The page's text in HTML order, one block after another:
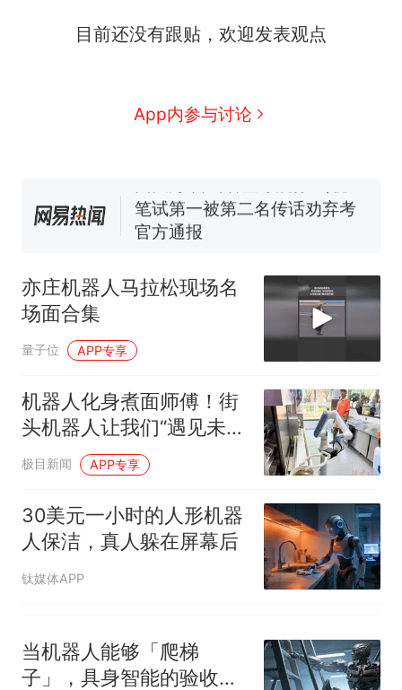
目前还没有跟贴，欢迎发表观点
App内参与讨论
任院长一职，不清楚辞职信来
号，仅凭视频评出？中国烹饪
140多朵
美国一场追捕行动中，一男子
在车辆行驶中爬上车顶跳舞。
来源：参考消息）
笔试第一被第二名传话劝弃考
官方通报
似南京大学数院院长辞职信流
传，院方回应：喻良教授已卸
任院长一职，不清楚辞职信来
源；曾用手绘图做头像
亦庄机器人马拉松现场名
场面合集
量子位 APP专享
机器人化身煮面师傅！街
头机器人让我们“遇见未
来”
极目新闻 APP专享
30美元一小时的人形机器
人保洁，真人躲在屏幕后
钛媒体APP
当机器人能够「爬梯
子」，具身智能的验收季